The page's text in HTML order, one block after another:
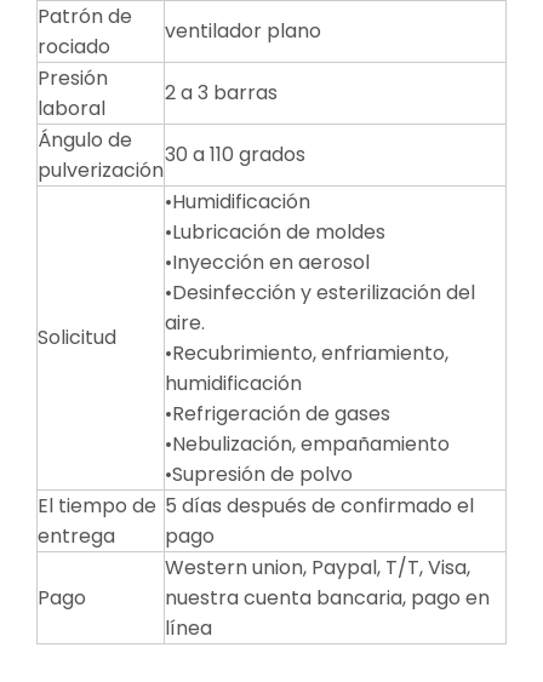
Patrón de
rociado
ventilador plano
Presión
laboral
2 a 3 barras
Ángulo de
pulverización
30 a 110 grados
Solicitud
•Humidificación
•Lubricación de moldes
•Inyección en aerosol
•Desinfección y esterilización del
aire.
•Recubrimiento, enfriamiento,
humidificación
•Refrigeración de gases
•Nebulización, empañamiento
•Supresión de polvo
El tiempo de
entrega
5 días después de confirmado el
pago
Pago
Western union, Paypal, T/T, Visa,
nuestra cuenta bancaria, pago en
línea